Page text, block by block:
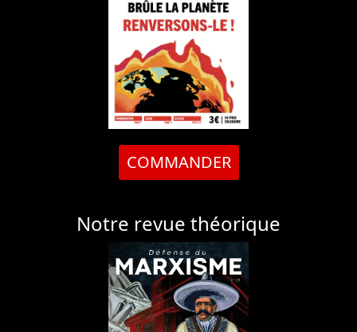
COMMANDER
Notre revue théorique